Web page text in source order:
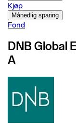
Kjøp
Månedlig sparing
Fond
DNB Global
A